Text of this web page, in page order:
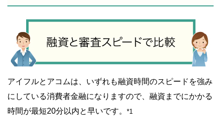
アイフルとアコムは、いずれも融資時間のスピードを強み
にしている消費者金融になりますので、融資までにかかる
時間が最短20分以内と早いです。 *1